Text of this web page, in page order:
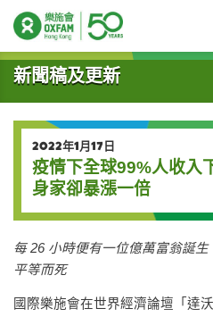
開始主要內容
新聞稿及更新
2022年1月17日
疫情下全球99%人收入
身家卻暴漲一倍
每 26 小時便有一位億萬富翁誕
平等而死
國際樂施會在世界經濟論壇「達